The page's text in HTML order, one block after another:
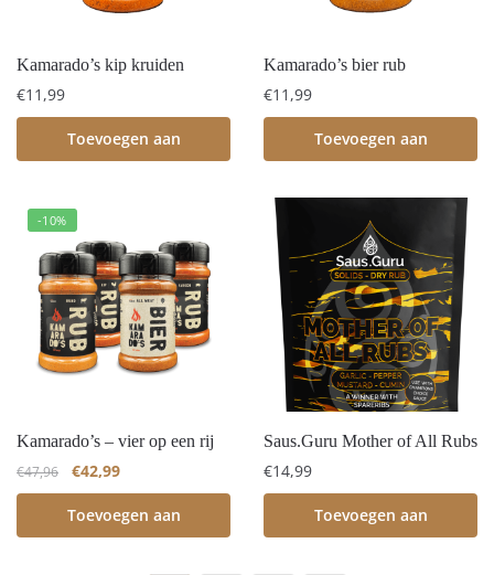
Kamarado’s kip kruiden
€11,99
Toevoegen aan
Kamarado’s bier rub
€11,99
Toevoegen aan
-10%
Kamarado’s – vier op een rij
€47,96 €42,99
Toevoegen aan
Saus.Guru Mother of All Rubs
€14,99
Toevoegen aan